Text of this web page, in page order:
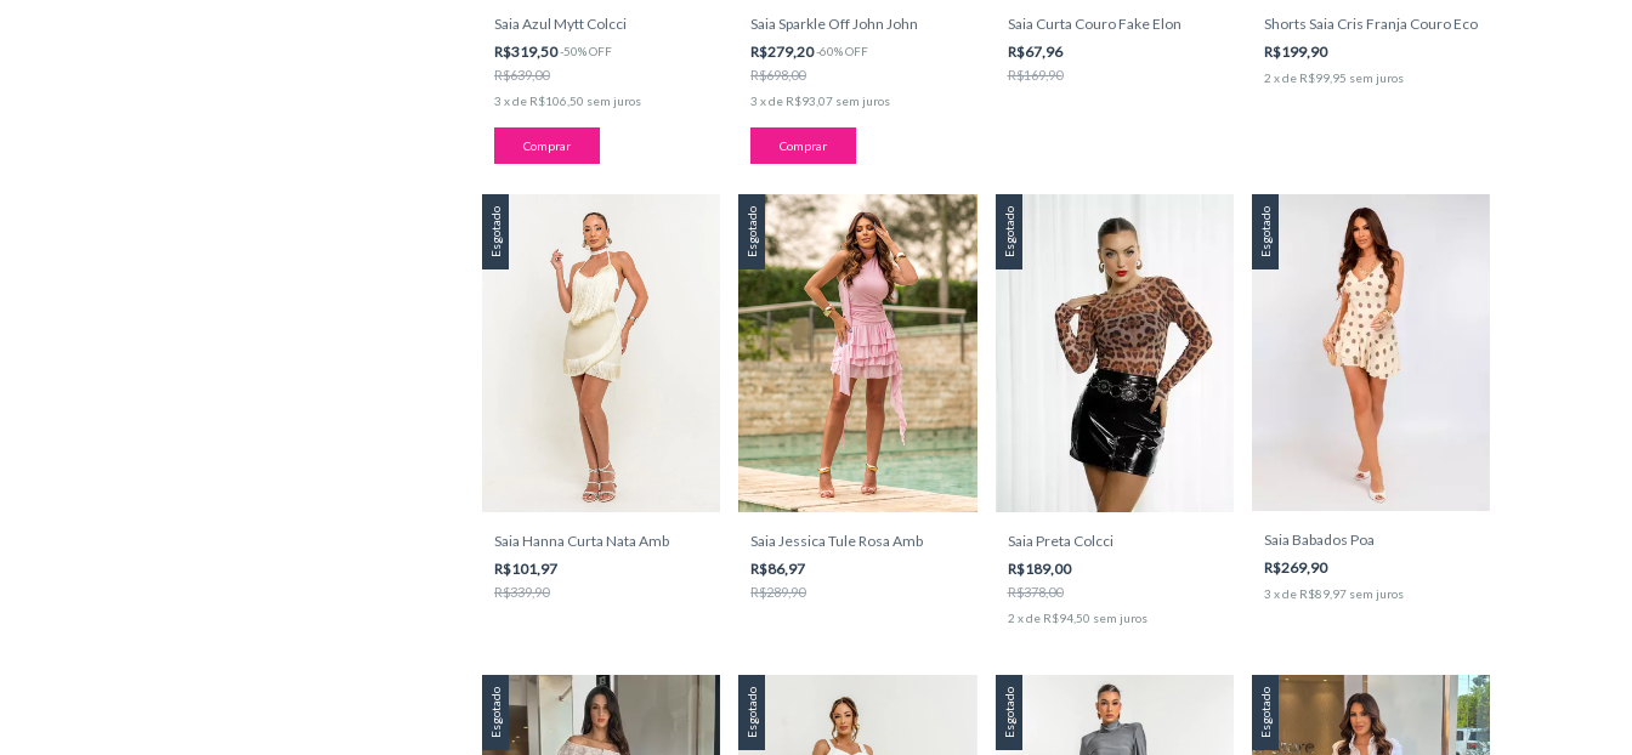
Saia Azul Mytt Colcci
R$319,50-50%OFF
R$639,00
3 xde R$106,50 sem juros
Comprar
Saia Sparkle Off John John
R$279,20-60%OFF
R$698,00
3 xde R$93,07 sem juros
Comprar
Saia Curta Couro Fake Elon
R$67,96
R$169,90
Shorts Saia Cris Franja Couro Eco
R$199,90
2 xde R$99,95 sem juros
Esgotado
Saia Hanna Curta Nata Amb
R$101,97
R$339,90
Esgotado
Saia Jessica Tule Rosa Amb
R$86,97
R$289,90
Esgotado
Saia Preta Colcci
R$189,00
R$378,00
2 xde R$94,50 sem juros
Esgotado
Saia Babados Poa
R$269,90
3 xde R$89,97 sem juros
Esgotado Esgotado Esgotado Esgotado